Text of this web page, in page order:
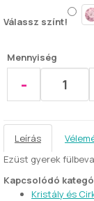
Válassz színt!
Mennyiség
-
Leírás
Ezüst gyerek
Kapcsolódó
Kristály és